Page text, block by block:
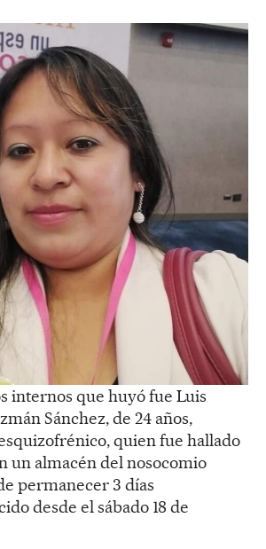
internos que huyó fue Luis
Sánchez, de 24 años,
quien fue hallado
un almacén del nosocomio
permanecer 3 días
desde el sábado 18 de